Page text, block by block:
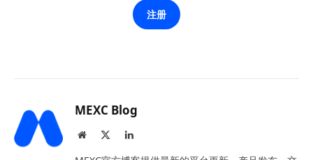
注册
MEXC Blog
Website LinkedIn